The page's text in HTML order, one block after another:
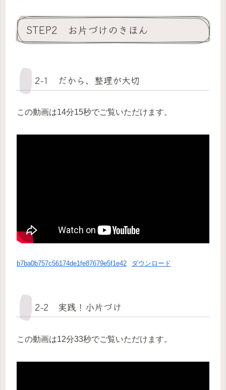
STEP2 お片づけのきほん
2−1 だから、整理が大切
この動画は14分15秒でご覧いただけます。
b7ba0b757c56174de1fe87679e5f1e42 ダウンロード
2-2 実践！小片づけ
この動画は12分33秒でご覧いただけます。